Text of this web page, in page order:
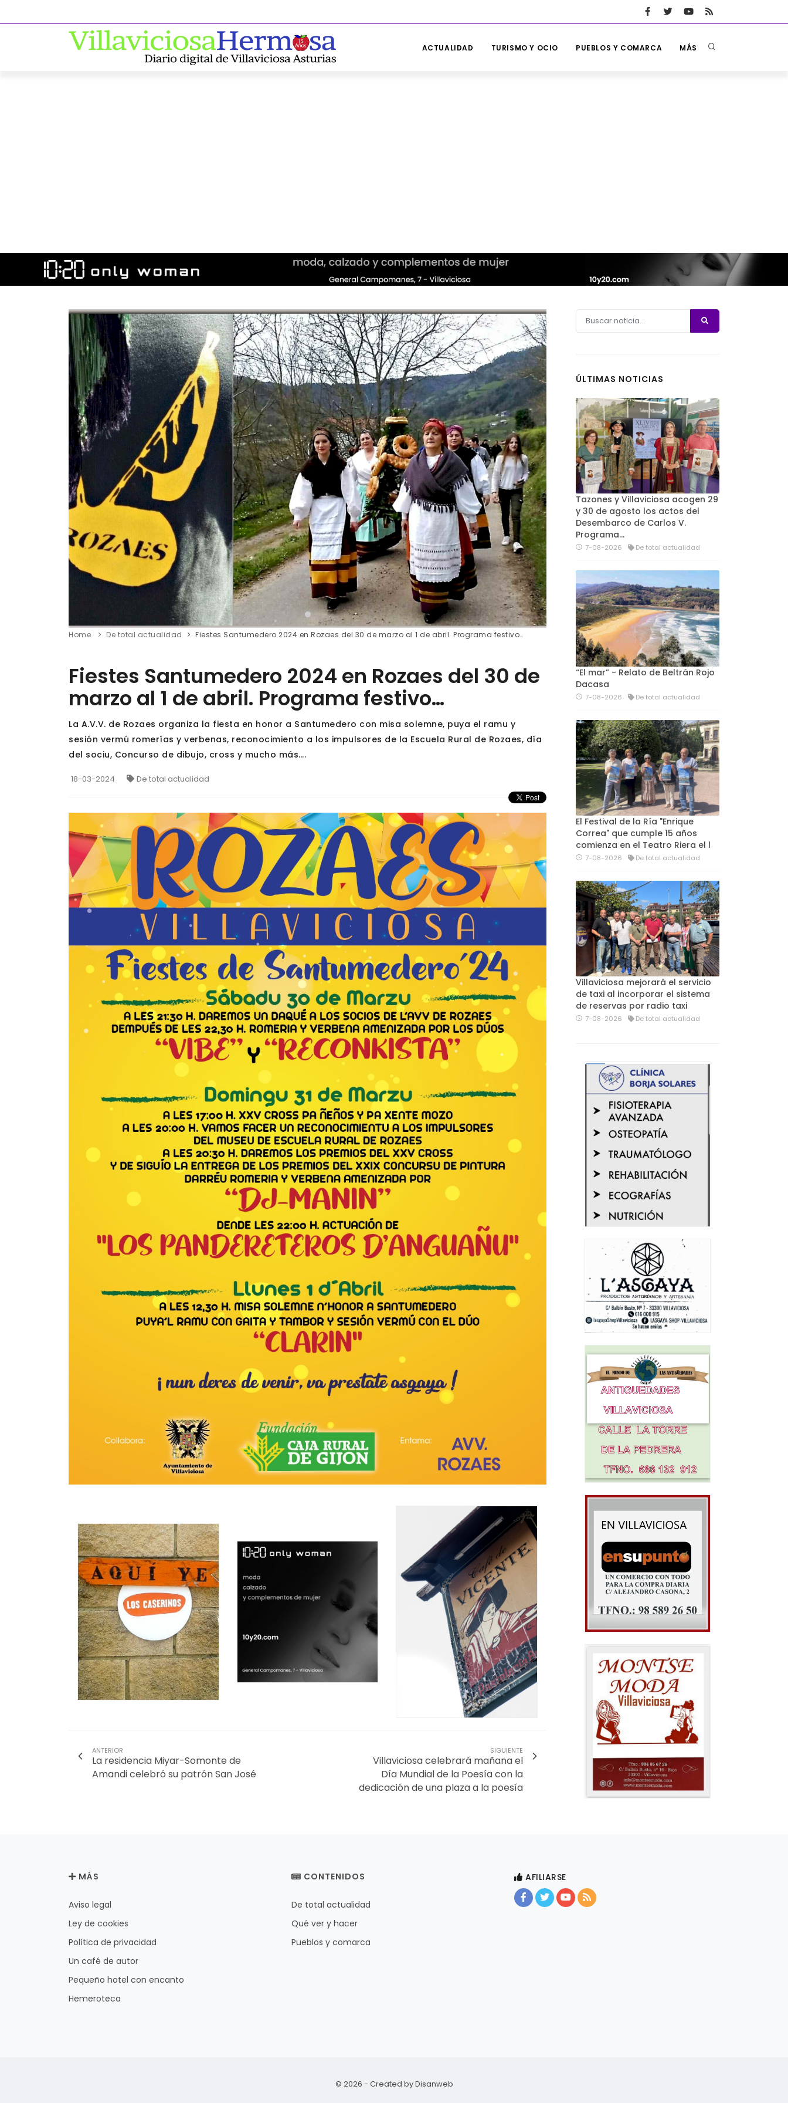
ACTUALIDAD TURISMO Y OCIO PUEBLOS Y COMARCA MÁS
Home De total actualidad Fiestes Santumedero 2024 en Rozaes del 30 de marzo al 1 de abril. Programa festivo…
Fiestes Santumedero 2024 en Rozaes del 30 de
marzo al 1 de abril. Programa festivo…
La A.V.V. de Rozaes organiza la fiesta en honor a Santumedero con misa solemne, puya el ramu y
sesión vermú romerías y verbenas, reconocimiento a los impulsores de la Escuela Rural de Rozaes, día
del sociu, Concurso de dibujo, cross y mucho más….
18-03-2024 De total actualidad
ANTERIOR
La residencia Miyar-Somonte de
Amandi celebró su patrón San José
SIGUIENTE
Villaviciosa celebrará mañana el
Día Mundial de la Poesía con la
dedicación de una plaza a la poesía
ÚLTIMAS NOTICIAS
Tazones y Villaviciosa acogen 29
y 30 de agosto los actos del
Desembarco de Carlos V.
Programa…
7-08-2026 De total actualidad
“El mar” - Relato de Beltrán Rojo
Dacasa
7-08-2026 De total actualidad
El Festival de la Ría "Enrique
Correa" que cumple 15 años
comienza en el Teatro Riera el l
7-08-2026 De total actualidad
Villaviciosa mejorará el servicio
de taxi al incorporar el sistema
de reservas por radio taxi
7-08-2026 De total actualidad
MÁS
Aviso legal
Ley de cookies
Política de privacidad
Un café de autor
Pequeño hotel con encanto
Hemeroteca
CONTENIDOS
De total actualidad
Qué ver y hacer
Pueblos y comarca
AFILIARSE
© 2026 - Created byDisanweb